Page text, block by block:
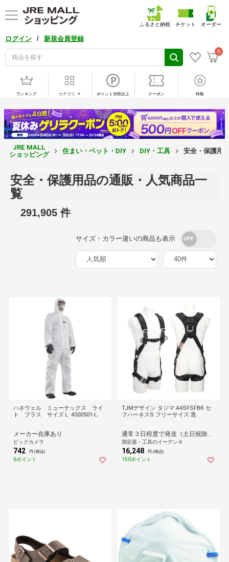
ログイン / 新規会員登録
0
ふるさと納税 チケット オーダー
ランキング カテゴリ ポイント10倍以上 クーポン 特集
JRE MALL
ショッピング
住まい・ペット・DIY DIY・工具 安全・保護用
安全・保護用品の通販・人気商品一
覧
291,905 件
サイズ・カラー違いの商品も表示
ハネウェル ミューテックス ライ
ト プラス サイズＬ 4500501-L
メーカー在庫あり
ビックカメラ
742 円 (税込)
6ポイント
TJMデザイン タジマ A4SFSFBK セ
フハーネスS フリーサイズ 黒
通常３日程度で発送（土日祝除く）
測定器・工具のイーデンキ
16,248 円 (税込)
150ポイント